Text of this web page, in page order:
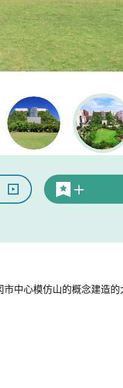
中心模仿山的概念建造